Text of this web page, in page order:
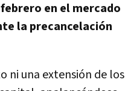
en el mercado
la precancelación
ni una extensión de los